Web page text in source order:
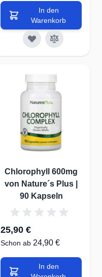
In den
Warenkorb
Chlorophyll 600mg
von Nature´s Plus |
90 Kapseln
25,90 €
Schon ab 24,90 €
In den